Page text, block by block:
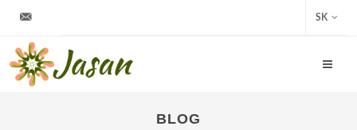
SK
BLOG